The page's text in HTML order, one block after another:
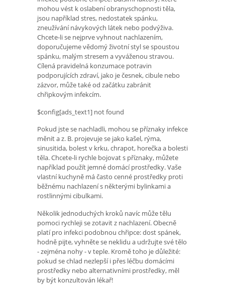
mohou vést k oslabení obranyschopnosti těla,
jsou například stres, nedostatek spánku,
zneužívání návykových látek nebo podvýživa.
Chcete-li se nejprve vyhnout nachlazením,
doporučujeme vědomý životní styl se spoustou
spánku, malým stresem a vyváženou stravou.
Cílená pravidelná konzumace potravin
podporujících zdraví, jako je česnek, cibule nebo
zázvor, může také od začátku zabránit
chřipkovým infekcím.
$config[ads_text1] not found
Pokud jste se nachladli, mohou se příznaky infekce
měnit a z. B. projevuje se jako kašel, rýma,
sinusitida, bolest v krku, chrapot, horečka a bolesti
těla. Chcete-li rychle bojovat s příznaky, můžete
například použít jemné domácí prostředky. Vaše
vlastní kuchyně má často cenné prostředky proti
běžnému nachlazení s některými bylinkami a
rostlinnými cibulkami.
Několik jednoduchých kroků navíc může tělu
pomoci rychleji se zotavit z nachlazení. Obecně
platí pro infekci podobnou chřipce: dost spánek,
hodně pijte, vyhněte se neklidu a udržujte své tělo
- zejména nohy - v teple. Kromě toho je důležité:
pokud se chlad nezlepší i přes léčbu domácími
prostředky nebo alternativními prostředky, měl
by být konzultován lékař!